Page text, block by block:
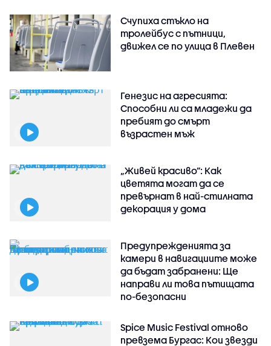
Счупиха стъкло на
тролейбус с пътници,
движел се по улица в Плевен
Генезис на агресията:
Способни ли са младежи да
пребият до смърт
възрастен мъж
„Живей красиво”: Как
цветята могат да се
превърнат в най-стилната
декорация у дома
Предупрежденията за
камери в навигациите може
да бъдат забранени: Ще
направи ли това пътищата
по-безопасни
Spice Music Festival отново
превзема Бургас: Кои звезди